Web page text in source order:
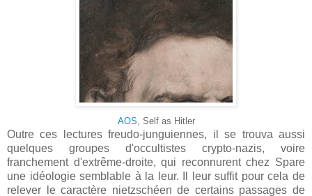
AOS, Self as Hitler
Outre ces lectures freudo-junguiennes, il se trouva aussi
quelques groupes d'occultistes crypto-nazis, voire
franchement d'extrême-droite, qui reconnurent chez Spare
une idéologie semblable à la leur. Il leur suffit pour cela de
relever le caractère nietzschéen de certains passages de